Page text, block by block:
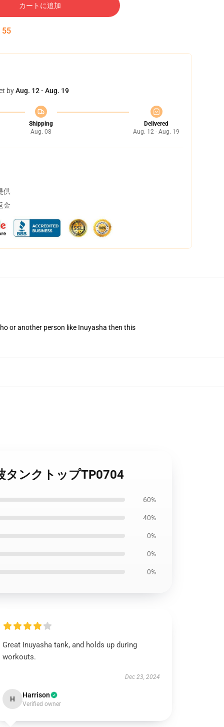
カートに追加
54
byAug. 12 - Aug. 19
Shipping
Aug. 08
Delivered
Aug. 12 - Aug. 19
供
金
or another person like Inuyasha then this
タンクトップTP0704
60%
40%
0%
0%
0%
Great Inuyasha tank, and holds up during
workouts.
Dec 23, 2024
H Harrison
Verified owner